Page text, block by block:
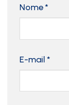
Nome*
E-mail *